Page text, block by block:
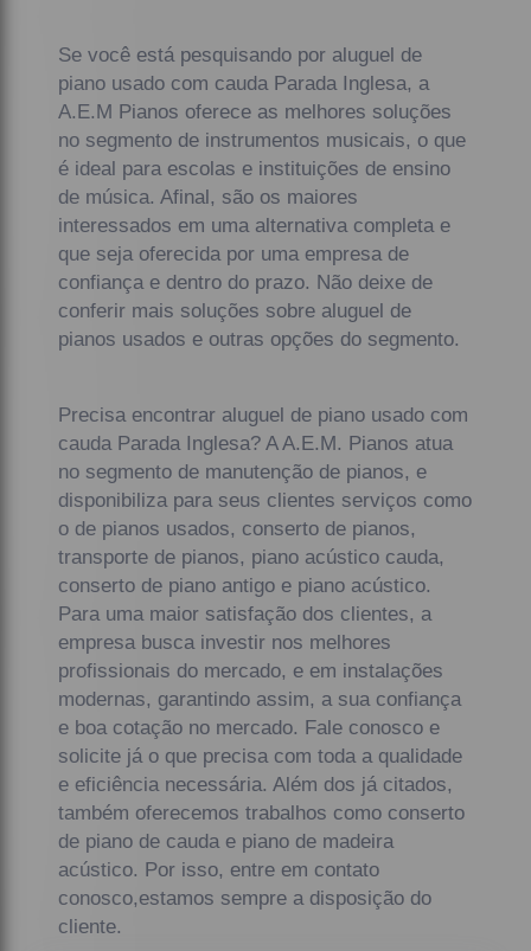
Se você está pesquisando por aluguel de
piano usado com cauda Parada Inglesa, a
A.E.M Pianos oferece as melhores soluções
no segmento de instrumentos musicais, o que
é ideal para escolas e instituições de ensino
de música. Afinal, são os maiores
interessados em uma alternativa completa e
que seja oferecida por uma empresa de
confiança e dentro do prazo. Não deixe de
conferir mais soluções sobre aluguel de
pianos usados e outras opções do segmento.
Precisa encontrar aluguel de piano usado com
cauda Parada Inglesa? A A.E.M. Pianos atua
no segmento de manutenção de pianos, e
disponibiliza para seus clientes serviços como
o de pianos usados, conserto de pianos,
transporte de pianos, piano acústico cauda,
conserto de piano antigo e piano acústico.
Para uma maior satisfação dos clientes, a
empresa busca investir nos melhores
profissionais do mercado, e em instalações
modernas, garantindo assim, a sua confiança
e boa cotação no mercado. Fale conosco e
solicite já o que precisa com toda a qualidade
e eficiência necessária. Além dos já citados,
também oferecemos trabalhos como conserto
de piano de cauda e piano de madeira
acústico. Por isso, entre em contato
conosco,estamos sempre a disposição do
cliente.